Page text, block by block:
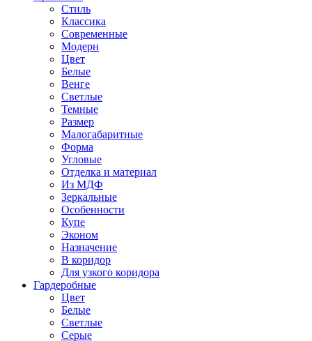
Стиль
Классика
Современные
Модерн
Цвет
Белые
Венге
Светлые
Темные
Размер
Малогабаритные
Форма
Угловые
Отделка и материал
Из МДФ
Зеркальные
Особенности
Купе
Эконом
Назначение
В коридор
Для узкого коридора
Гардеробные
Цвет
Белые
Светлые
Серые